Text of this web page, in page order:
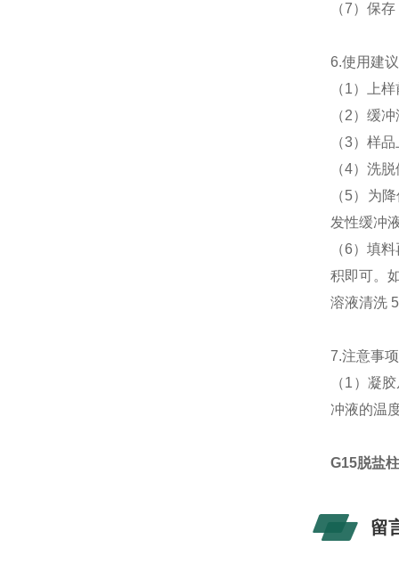
（7）保
6.使用建议
（1）上
（2）缓
（3）样
（4）洗
（5）为
发性缓冲
（6）填
积即可。
溶液清洗
7.注意事
（1）凝
冲液的温
G15脱盐
留